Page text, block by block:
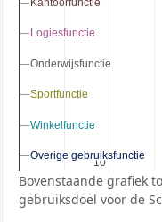
10
10
Kantoorfunctie
Kantoorfunctie
Logiesfunctie
Logiesfunctie
Onderwijsfunctie
Onderwijsfunctie
Sportfunctie
Sportfunctie
Winkelfunctie
Winkelfunctie
Overige gebruiksfunctie
Overige gebruiksfunctie
Bovenstaande grafiek
gebruiksdoel voor de